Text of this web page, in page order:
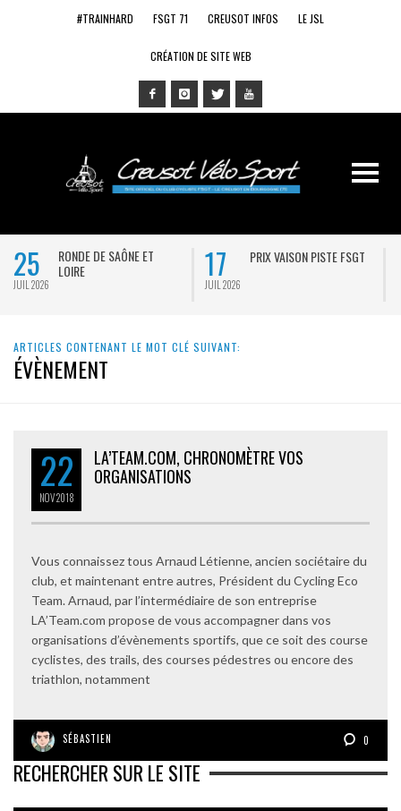
#TRAINHARD FSGT 71 CREUSOT INFOS LE JSL
CRÉATION DE SITE WEB
25
JUIL 2026
RONDE DE SAÔNE ET
LOIRE
17
JUIL 2026
PRIX VAISON PISTE FSGT
ARTICLES CONTENANT LE MOT CLÉ SUIVANT:
ÉVÈNEMENT
22
NOV2018
LA’TEAM.COM, CHRONOMÈTRE VOS
ORGANISATIONS
Vous connaissez tous Arnaud Létienne, ancien sociétaire du
club, et maintenant entre autres, Président du Cycling Eco
Team. Arnaud, par l’intermédiaire de son entreprise
LA’Team.com propose de vous accompagner dans vos
organisations d’évènements sportifs, que ce soit des course
cyclistes, des trails, des courses pédestres ou encore des
triathlon, notamment
SÉBASTIEN 0
RECHERCHER SUR LE SITE